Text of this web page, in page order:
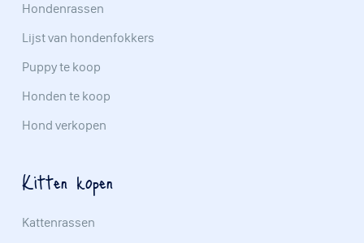
Hondenrassen
Lijst van hondenfokkers
Puppy te koop
Honden te koop
Hond verkopen
Kitten kopen
Kattenrassen